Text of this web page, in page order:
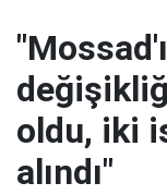
oldu, iki
alındı"